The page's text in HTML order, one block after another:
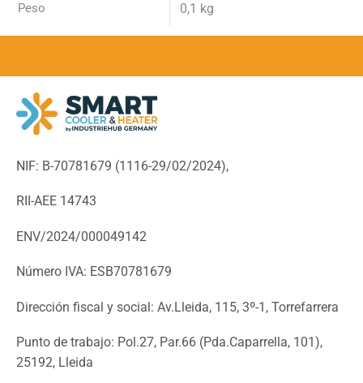
Peso 0,1 kg
NIF: B-70781679 (1116-29/02/2024),
RII-AEE 14743
ENV/2024/000049142
Número IVA: ESB70781679
Dirección fiscal y social: Av.Lleida, 115, 3º-1, Torrefarrera
Punto de trabajo: Pol.27, Par.66 (Pda.Caparrella, 101),
25192, Lleida